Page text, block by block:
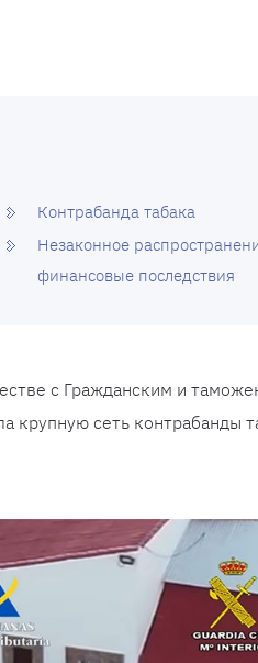
Контрабанда табака
Незаконное
финансовые последствия
с Гражданским и
крупную сеть контрабанды